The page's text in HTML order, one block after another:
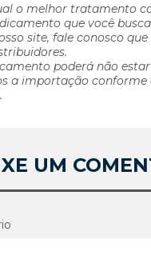
o melhor tratamento
que você
site, fale conosco
poderá não
a importação conforme
UM